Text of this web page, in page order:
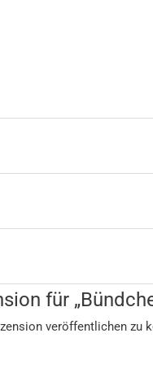
für
veröffentlichen zu